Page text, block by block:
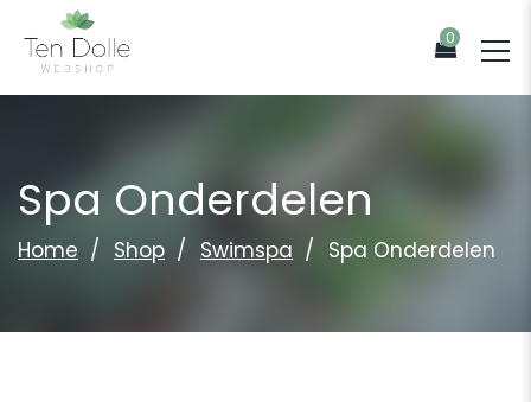
0
Spa Onderdelen
Home Shop Swimspa Spa Onderdelen